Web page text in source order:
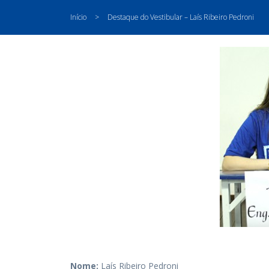
Início > Destaque do Vestibular – Laís Ribeiro Pedroni
Nome: Laís Ribeiro Pedroni